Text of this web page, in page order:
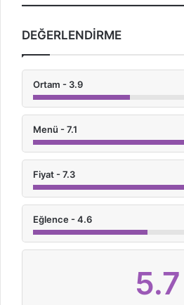
DEĞERLENDİRME
Ortam - 3.9
Menü - 7.1
Fiyat - 7.3
Eğlence - 4.6
5.7